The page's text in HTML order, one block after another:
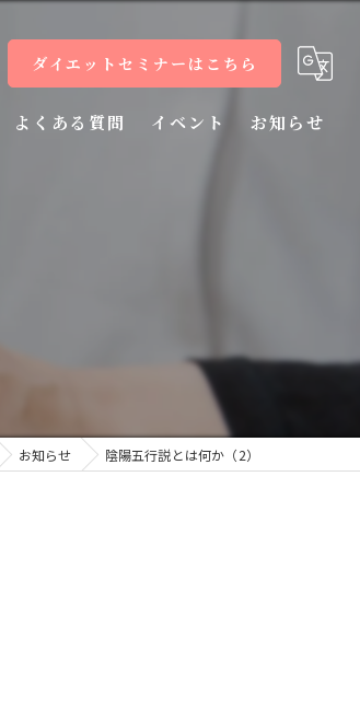
ダイエットセミナーはこちら
よくある質問 イベント お知らせ
お知らせ 陰陽五行説とは何か（2）